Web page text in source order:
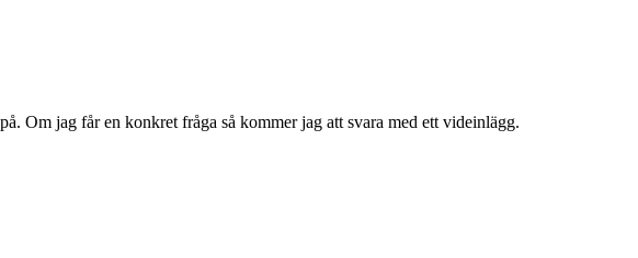
Om jag får en konkret fråga så kommer jag att svara med ett videinlägg.